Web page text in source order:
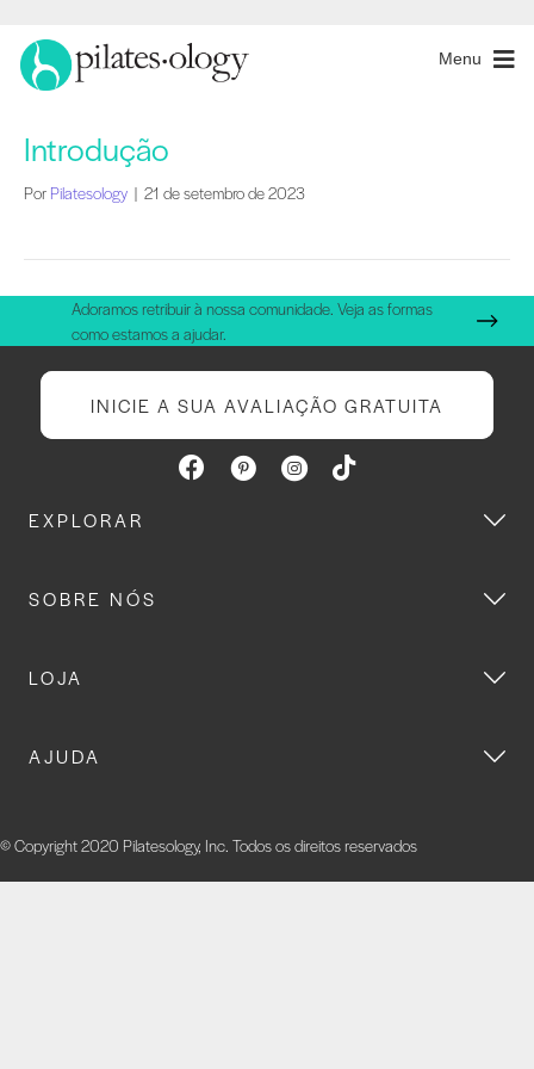
Menu
Introdução
Por Pilatesology | 21 de setembro de 2023
Adoramos retribuir à nossa comunidade. Veja as formas
como estamos a ajudar.
INICIE A SUA AVALIAÇÃO GRATUITA
EXPLORAR
SOBRE NÓS
LOJA
AJUDA
© Copyright 2020 Pilatesology, Inc. Todos os direitos reservados